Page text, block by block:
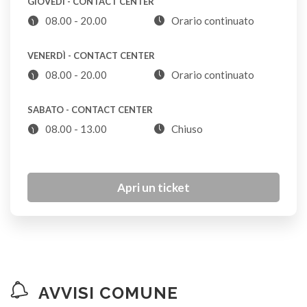
U
Buste di sola plastica
08.00 - 20.00 Orario continuato
VENERDÌ - CONTACT CENTER
08.00 - 20.00 Orario continuato
SABATO - CONTACT CENTER
08.00 - 13.00 Chiuso
Apri un ticket
AVVISI COMUNE